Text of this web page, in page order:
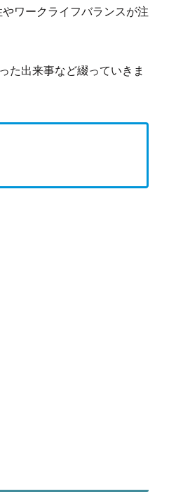
ワークライフバランスが注
た出来事など綴っていきま